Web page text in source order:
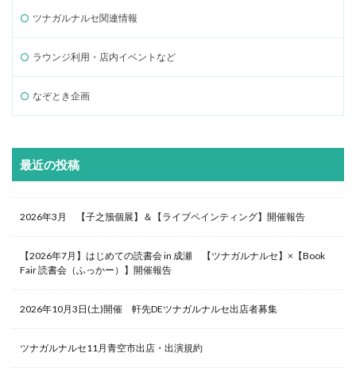
ツナガルナルセ関連情報
ラウンジ利用・店内イベントなど
なぞとき企画
最近の投稿
2026年3月 【子之籏個展】＆【ライブペインティング】開催報告
【2026年7月】はじめての読書会 in 成瀬 【ツナガルナルセ】×【Book
Fair 読書会（ふっかー）】開催報告
2026年10月3日(土)開催 軒先DEツナガルナルセ出店者募集
ツナガルナルセ11月青空市出店・出演規約